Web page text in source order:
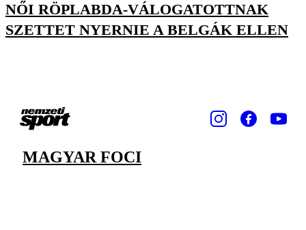
NŐI RÖPLABDA-VÁLOGATOTTNAK
SZETTET NYERNIE A BELGÁK ELLEN
MAGYAR FOCI